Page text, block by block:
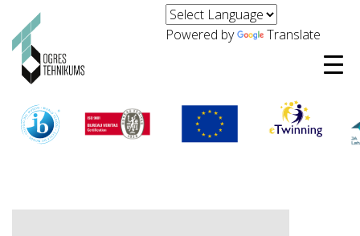
Powered by Translate